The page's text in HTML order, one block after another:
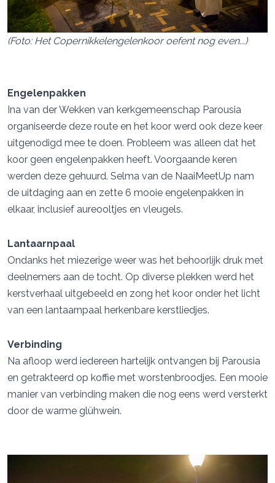
(Foto: Het Copernikkelengelenkoor oefent nog even...)
Engelenpakken
Ina van der Wekken van kerkgemeenschap Parousia
organiseerde deze route en het koor werd ook deze keer
uitgenodigd mee te doen. Probleem was alleen dat het
koor geen engelenpakken heeft. Voorgaande keren
werden deze gehuurd. Selma van de NaaiMeetUp nam
de uitdaging aan en zette 6 mooie engelenpakken in
elkaar, inclusief aureooltjes en vleugels.
Lantaarnpaal
Ondanks het miezerige weer was het behoorlijk druk met
deelnemers aan de tocht. Op diverse plekken werd het
kerstverhaal uitgebeeld en zong het koor onder het licht
van een lantaarnpaal herkenbare kerstliedjes.
Verbinding
Na afloop werd iedereen hartelijk ontvangen bij Parousia
en getrakteerd op koffie met worstenbroodjes. Een mooie
manier van verbinding maken die nog eens werd versterkt
door de warme glühwein.